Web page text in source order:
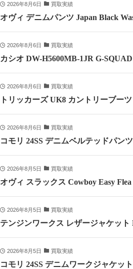
2026年8月6日 買取実績
オヴィ デニムパンツ Japan Black
2026年8月6日 買取実績
カシオ DW-H5600MB-1JR G-
2026年8月6日 買取実績
トリッカーズ UK8 カントリーブー
2026年8月6日 買取実績
コモリ 24SS デニムベルテッドパン
2026年8月5日 買取実績
オヴィ スラックス Cowboy Easy
2026年8月5日 買取実績
テンジンワークス レザージャケッ
2026年8月5日 買取実績
コモリ 24SS デニムワークジャケッ